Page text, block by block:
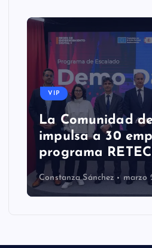
VIP
La Comunidad
impulsa a 30
programa
Constanza Sánchez marzo